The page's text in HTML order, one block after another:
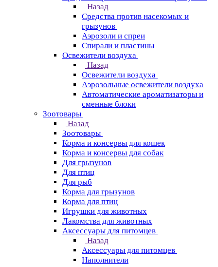
Назад
Средства против насекомых и
грызунов
Аэрозоли и спреи
Спирали и пластины
Освежители воздуха
Назад
Освежители воздуха
Аэрозольные освежители воздуха
Автоматические ароматизаторы и
сменные блоки
Зоотовары
Назад
Зоотовары
Корма и консервы для кошек
Корма и консервы для собак
Для грызунов
Для птиц
Для рыб
Корма для грызунов
Корма для птиц
Игрушки для животных
Лакомства для животных
Аксессуары для питомцев
Назад
Аксессуары для питомцев
Наполнители